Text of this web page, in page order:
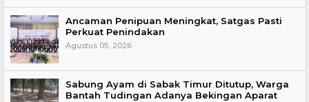
Ancaman Penipuan Meningkat, Satgas Pasti
Perkuat Penindakan
Agustus 05, 2026
Sabung Ayam di Sabak Timur Ditutup, Warga
Bantah Tudingan Adanya Bekingan Aparat